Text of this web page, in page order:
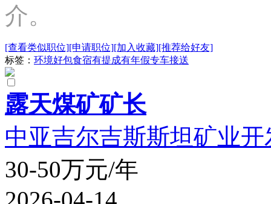
介。
[查看类似职位][申请职位][加入收藏][推荐给好友]
标签： 环境好包食宿有提成有年假专车接送
露天煤矿矿长
中亚吉尔吉斯斯坦矿业
30-50万元/年